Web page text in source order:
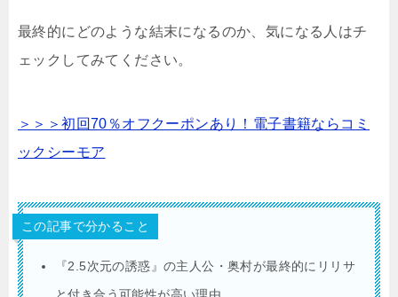
最終的にどのような結末になるのか、気になる人はチ
ェックしてみてください。
＞＞＞初回70％オフクーポンあり！電子書籍ならコミ
ックシーモア
この記事で分かること
『2.5次元の誘惑』の主人公・奥村が最終的にリリサ